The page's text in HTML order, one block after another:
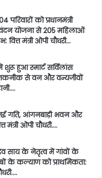
परिवारों को प्रधानमंत्री
योजना से 205 महिलाओं
वित्त मंत्री ओपी चौधरी…
शुरू हुआ स्मार्ट सर्विलांस
से वन और वन्यजीवों
नई गति, आंगनबाड़ी भवन और
ओपी चौधरी….
साय के नेतृत्व में गांवों के
के कल्याण को प्राथमिकता: